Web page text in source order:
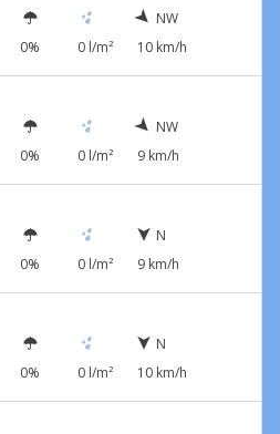
0% 0 l/m²
NW
10 km/h
0% 0 l/m²
NW
9 km/h
0% 0 l/m²
N
9 km/h
0% 0 l/m²
N
10 km/h